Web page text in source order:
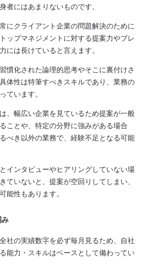
者にはあまりないものです。
にクライアント企業の問題解決のために
ップマネジメントに対する提案力やプレ
には長けていると言えます。
慣化された論理的思考やそこに裏付けさ
体性は特筆すべきスキルであり、業務の
ています。
、幅広い企業を見ているため提案が一般
ことや、特定の分野に強みがある場合
べき以外の業務で、経験不足となる可能
インタビューやヒアリングしていない場
ていないと、提案が空回りしてしまい、
能性もあります。
社の実績数字を必ず毎月見るため、自社
能力・スキルはベースとして備わってい